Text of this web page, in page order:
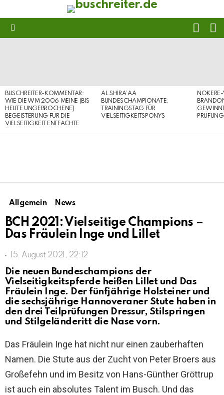
BUSCHREITER-KOMMENTAR:
WIE DIE WM 2006 MEINE (BIS
HEUTE UNGEBROCHENE)
BEGEISTERUNG FÜR DIE
VIELSEITIGKEIT ENTFACHTE
AL SHIRA’AA
BUNDESCHAMPIONATE:
TRAININGSTAG FÜR
VIELSEITIGKEITSPONYS
PRÜFUNG
Allgemein News
BCH 2021: Vielseitige Champions –
Das Fräulein Inge und Lillet
15. August 2021, 22:12
Die neuen Bundeschampions der
Vielseitigkeitspferde heißen Lillet und Das
Fräulein Inge. Der fünfjährige Holsteiner und
die sechsjährige Hannoveraner Stute haben in
den drei Teilprüfungen Dressur, Stilspringen
und Stilgeländeritt die Nase vorn.
Das Fräulein Inge hat nicht nur einen zauberhaften
Namen. Die Stute aus der Zucht von Peter Broers aus
Großefehn und im Besitz von Hans-Günther Gröttrup
ist auch ein absolutes Talent im Busch. Und das